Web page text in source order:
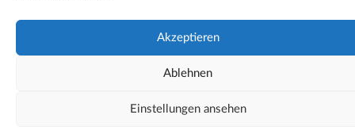
Akzeptieren
Ablehnen
Einstellungen ansehen